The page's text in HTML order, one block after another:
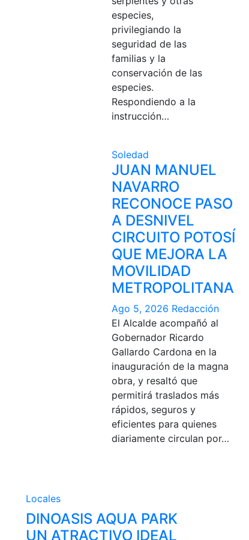
especies,
privilegiando la
seguridad de las
familias y la
conservación de las
especies.
Respondiendo a la
instrucción…
Soledad
JUAN MANUEL
NAVARRO
RECONOCE PASO
A DESNIVEL
CIRCUITO POTOSÍ
QUE MEJORA LA
MOVILIDAD
METROPOLITANA
Ago 5, 2026 Redacción
El Alcalde acompañó al
Gobernador Ricardo
Gallardo Cardona en la
inauguración de la magna
obra, y resaltó que
permitirá traslados más
rápidos, seguros y
eficientes para quienes
diariamente circulan por…
Locales
DINOASIS AQUA PARK
UN ATRACTIVO IDEAL